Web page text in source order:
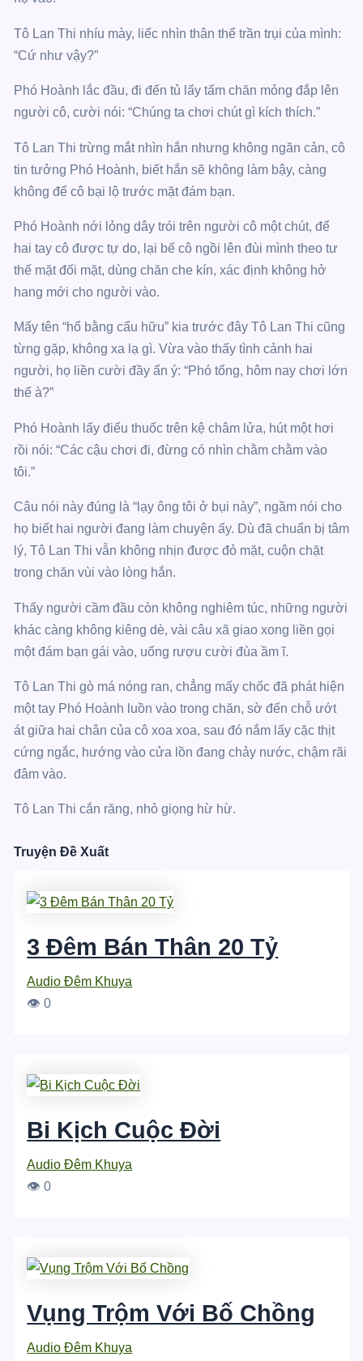
Tô Lan Thi nhíu mày, liếc nhìn thân thể trần trụi của mình:
“Cứ như vậy?”
Phó Hoành lắc đầu, đi đến tủ lấy tấm chăn mỏng đắp lên
người cô, cười nói: “Chúng ta chơi chút gì kích thích.”
Tô Lan Thi trừng mắt nhìn hắn nhưng không ngăn cản, cô
tin tưởng Phó Hoành, biết hắn sẽ không làm bậy, càng
không để cô bại lộ trước mặt đám bạn.
Phó Hoành nới lỏng dây trói trên người cô một chút, để
hai tay cô được tự do, lại bế cô ngồi lên đùi mình theo tư
thế mặt đối mặt, dùng chăn che kín, xác định không hở
hang mới cho người vào.
Mấy tên “hổ bằng cẩu hữu” kia trước đây Tô Lan Thi cũng
từng gặp, không xa lạ gì. Vừa vào thấy tình cảnh hai
người, họ liền cười đầy ẩn ý: “Phó tổng, hôm nay chơi lớn
thế à?”
Phó Hoành lấy điếu thuốc trên kệ châm lửa, hút một hơi
rồi nói: “Các cậu chơi đi, đừng có nhìn chằm chằm vào
tôi.”
Câu nói này đúng là “lạy ông tôi ở bụi này”, ngầm nói cho
họ biết hai người đang làm chuyện ấy. Dù đã chuẩn bị tâm
lý, Tô Lan Thi vẫn không nhịn được đỏ mặt, cuộn chặt
trong chăn vùi vào lòng hắn.
Thấy người cầm đầu còn không nghiêm túc, những người
khác càng không kiêng dè, vài câu xã giao xong liền gọi
một đám bạn gái vào, uống rượu cười đùa ầm ĩ.
Tô Lan Thi gò má nóng ran, chẳng mấy chốc đã phát hiện
một tay Phó Hoành luồn vào trong chăn, sờ đến chỗ ướt
át giữa hai chân của cô xoa xoa, sau đó nắm lấy cặc thịt
cứng ngắc, hướng vào cửa lồn đang chảy nước, chậm rãi
đâm vào.
Tô Lan Thi cắn răng, nhỏ giọng hừ hừ.
Truyện Đề Xuất
3 Đêm Bán Thân 20 Tỷ
Audio Đêm Khuya
👁 0
Bi Kịch Cuộc Đời
Audio Đêm Khuya
👁 0
Vụng Trộm Với Bố Chồng
Audio Đêm Khuya